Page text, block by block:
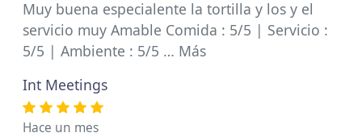
Muy buena especialente la tortilla y los y el
servicio muy Amable Comida : 5/5 | Servicio :
5/5 | Ambiente : 5/5 … Más
Int Meetings
Hace un mes